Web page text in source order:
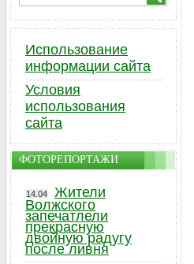
Использование
информации сайта
Условия
использования
сайта
ФОТОРЕПОРТАЖИ
14.04
Жители
Волжского
запечатлели
прекрасную
двойную радугу
после ливня